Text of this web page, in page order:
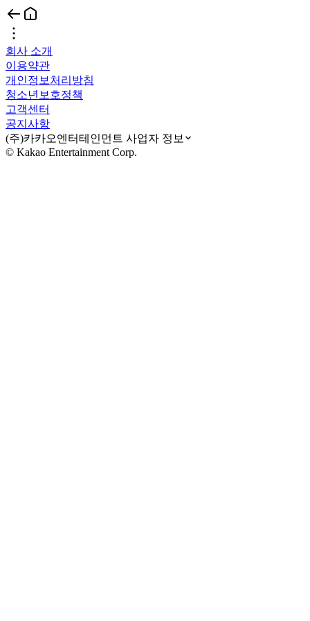
회사 소개
이용약관
개인정보처리방침
청소년보호정책
고객센터
공지사항
(주)카카오엔터테인먼트 사업자 정보
© Kakao Entertainment Corp.